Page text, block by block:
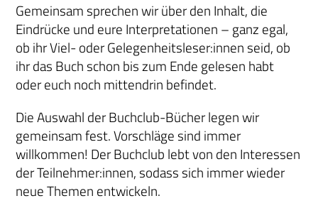
Gemeinsam sprechen wir über den Inhalt, die
Eindrücke und eure Interpretationen – ganz egal,
ob ihr Viel- oder Gelegenheitsleser:innen seid, ob
ihr das Buch schon bis zum Ende gelesen habt
oder euch noch mittendrin befindet.
Die Auswahl der Buchclub-Bücher legen wir
gemeinsam fest. Vorschläge sind immer
willkommen! Der Buchclub lebt von den Interessen
der Teilnehmer:innen, sodass sich immer wieder
neue Themen entwickeln.